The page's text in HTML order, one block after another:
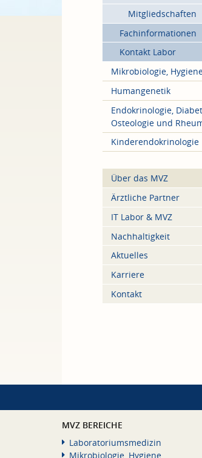
Mitgliedschaften
Fachinformationen
Kontakt Labor
Mikrobiologie,
Humangenetik
Endokrinologie,
Osteologie und
Kinderendokrinologie
Über das MVZ
Ärztliche Partner
IT Labor & MVZ
Nachhaltigkeit
Aktuelles
Karriere
Kontakt
MVZ BEREICHE
Laboratoriumsmedizin
Mikrobiologie, Hygiene